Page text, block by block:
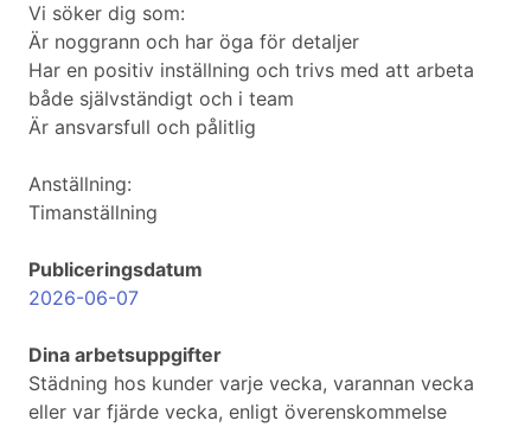
Vi söker dig som:
Är noggrann och har öga för detaljer
Har en positiv inställning och trivs med att arbeta
både självständigt och i team
Är ansvarsfull och pålitlig
Anställning:
Timanställning
Publiceringsdatum
2026-06-07
Dina arbetsuppgifter
Städning hos kunder varje vecka, varannan vecka
eller var fjärde vecka, enligt överenskommelse